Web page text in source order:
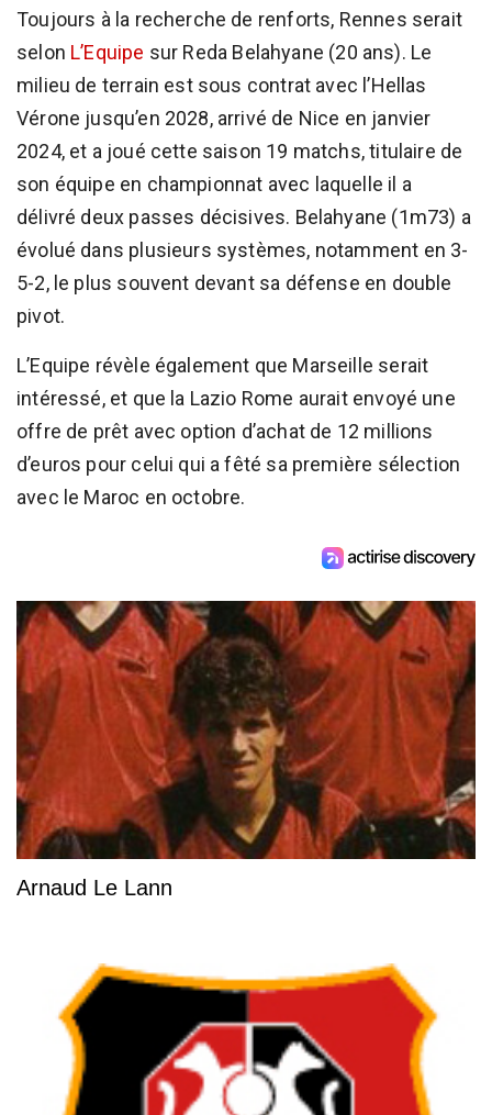
Toujours à la recherche de renforts, Rennes serait
selon L’Equipe sur Reda Belahyane (20 ans). Le
milieu de terrain est sous contrat avec l’Hellas
Vérone jusqu’en 2028, arrivé de Nice en janvier
2024, et a joué cette saison 19 matchs, titulaire de
son équipe en championnat avec laquelle il a
délivré deux passes décisives. Belahyane (1m73) a
évolué dans plusieurs systèmes, notamment en 3-
5-2, le plus souvent devant sa défense en double
pivot.
L’Equipe révèle également que Marseille serait
intéressé, et que la Lazio Rome aurait envoyé une
offre de prêt avec option d’achat de 12 millions
d’euros pour celui qui a fêté sa première sélection
avec le Maroc en octobre.
Arnaud Le Lann